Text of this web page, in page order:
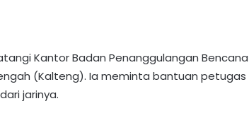
Kantor Badan Penanggulangan Bencana
(Kalteng). Ia meminta bantuan petugas
jarinya.